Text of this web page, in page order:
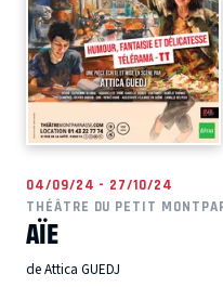
04/09/24 - 27/10/24
THÉÂTRE DU PETIT
AÏE
de Attica GUEDJ